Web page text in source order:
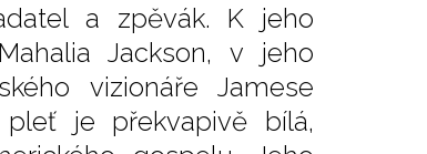
a zpěvák. K jeho
Jackson, v jeho
vizionáře Jamese
pleť je překvapivě bílá,